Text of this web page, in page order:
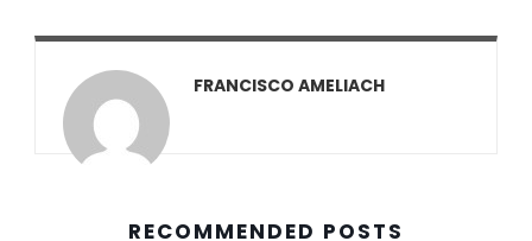
FRANCISCO AMELIACH
RECOMMENDED POSTS